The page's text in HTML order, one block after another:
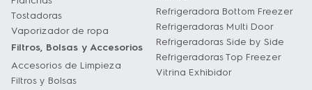
Tostadoras
Vaporizador de ropa
Filtros, Bolsas y Accesorios
Accesorios de Limpieza
Filtros y Bolsas
Refrigeradora Bottom Freezer
Refrigeradoras Multi Door
Refrigeradoras Side by Side
Refrigeradoras Top Freezer
Vitrina Exhibidor